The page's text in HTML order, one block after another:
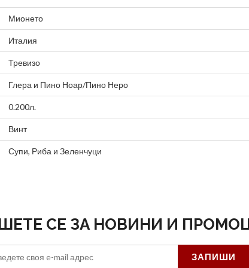
Мионето
Италия
Тревизо
Глера и Пино Ноар/Пино Неро
0.200л.
Винт
Супи, Риба и Зеленчуци
СЕ ЗА НОВИНИ И